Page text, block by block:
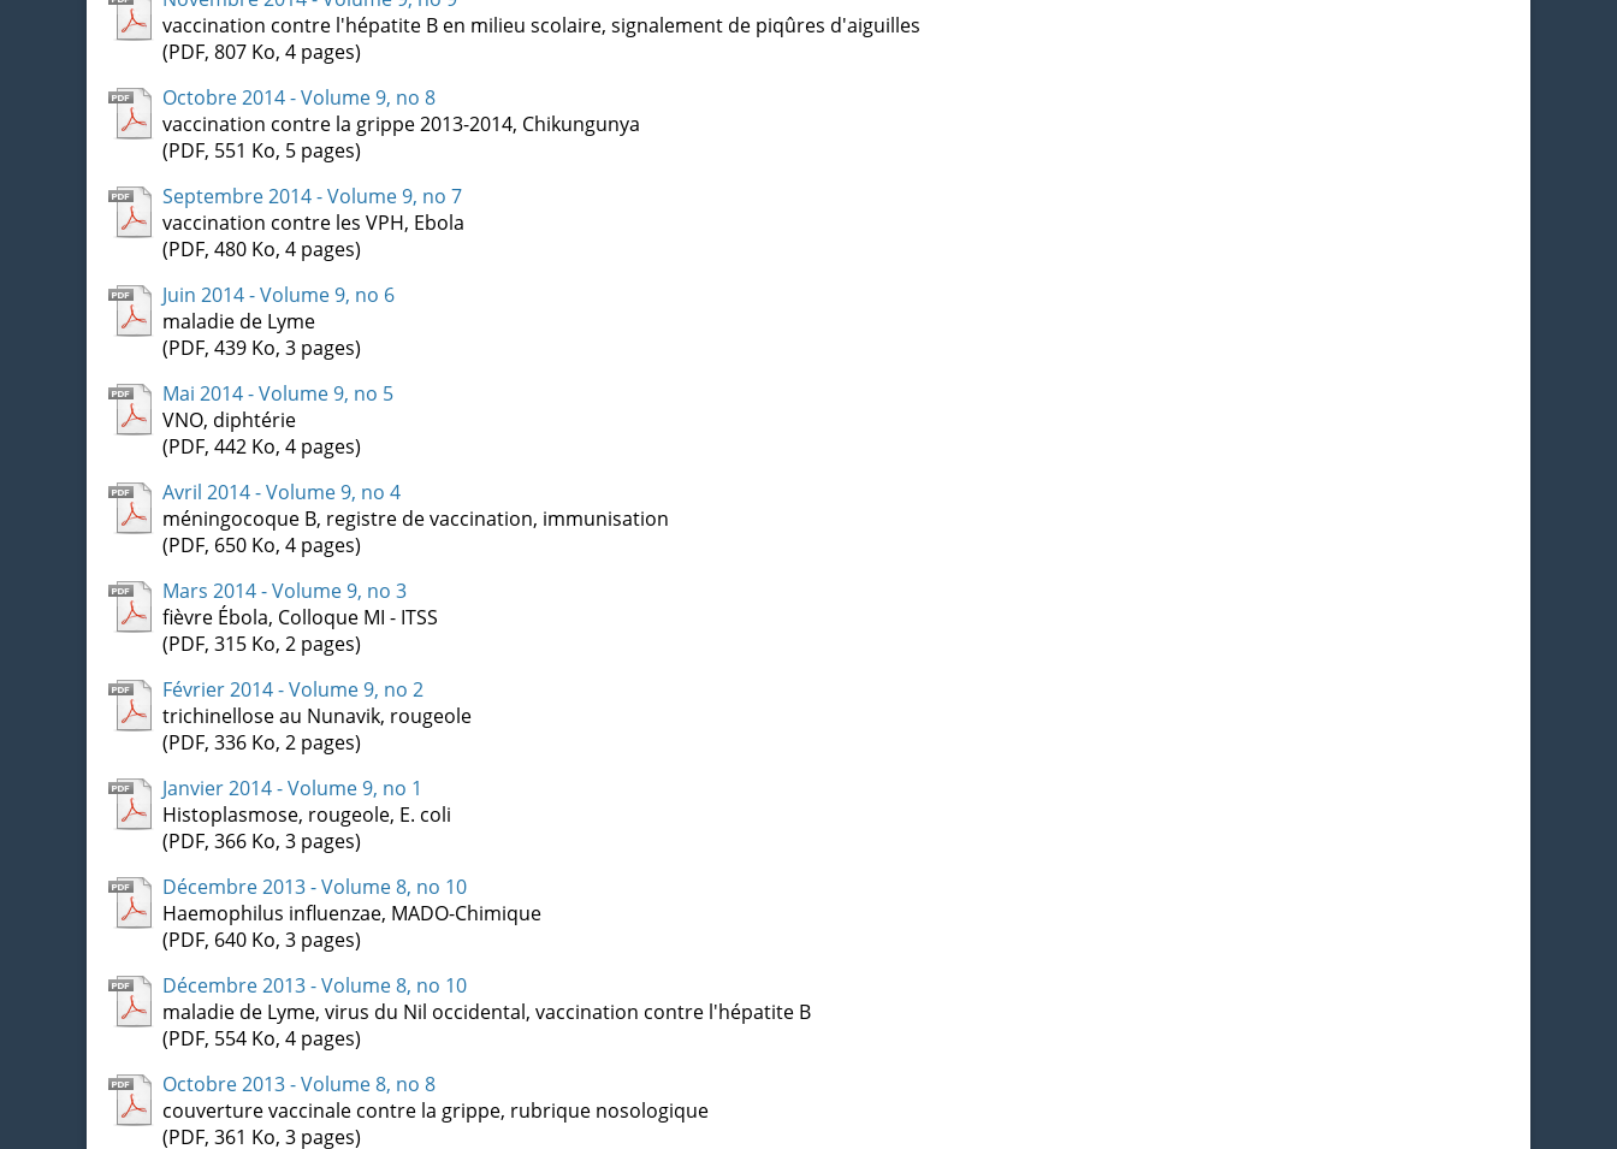
vaccination contre l'hépatite B en milieu scolaire, signalement de piqûres d'aiguilles
(PDF, 807 Ko, 4 pages)
Octobre 2014 - Volume 9, no 8
vaccination contre la grippe 2013-2014, Chikungunya
(PDF, 551 Ko, 5 pages)
Septembre 2014 - Volume 9, no 7
vaccination contre les VPH, Ebola
(PDF, 480 Ko, 4 pages)
Juin 2014 - Volume 9, no 6
maladie de Lyme
(PDF, 439 Ko, 3 pages)
Mai 2014 - Volume 9, no 5
VNO, diphtérie
(PDF, 442 Ko, 4 pages)
Avril 2014 - Volume 9, no 4
méningocoque B, registre de vaccination, immunisation
(PDF, 650 Ko, 4 pages)
Mars 2014 - Volume 9, no 3
fièvre Ébola, Colloque MI - ITSS
(PDF, 315 Ko, 2 pages)
Février 2014 - Volume 9, no 2
trichinellose au Nunavik, rougeole
(PDF, 336 Ko, 2 pages)
Janvier 2014 - Volume 9, no 1
Histoplasmose, rougeole, E. coli
(PDF, 366 Ko, 3 pages)
Décembre 2013 - Volume 8, no 10
Haemophilus influenzae, MADO-Chimique
(PDF, 640 Ko, 3 pages)
Décembre 2013 - Volume 8, no 10
maladie de Lyme, virus du Nil occidental, vaccination contre l'hépatite B
(PDF, 554 Ko, 4 pages)
Octobre 2013 - Volume 8, no 8
couverture vaccinale contre la grippe, rubrique nosologique
(PDF, 361 Ko, 3 pages)